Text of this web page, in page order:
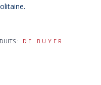
: DE BUYER